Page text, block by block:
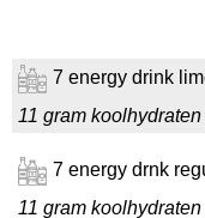
7 energy drink
11 gram
7 energy drnk
11 gram